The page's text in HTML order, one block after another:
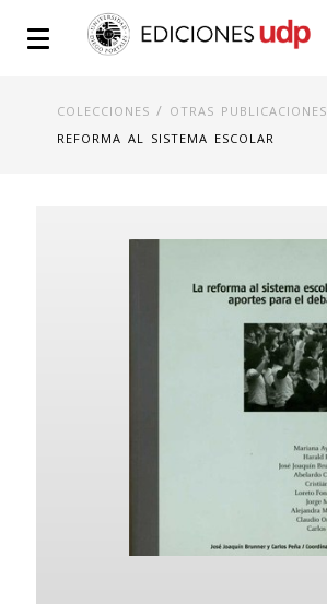
COLECCIONES / OTRAS PUBLICACIONES
REFORMA AL SISTEMA ESCOLAR